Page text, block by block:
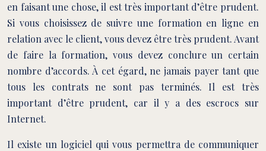
en faisant une chose, il est très important d’être prudent.
Si vous choisissez de suivre une formation en ligne en
relation avec le client, vous devez être très prudent. Avant
de faire la formation, vous devez conclure un certain
nombre d’accords. À cet égard, ne jamais payer tant que
tous les contrats ne sont pas terminés. Il est très
important d’être prudent, car il y a des escrocs sur
Internet.
Il existe un logiciel qui vous permettra de communiquer